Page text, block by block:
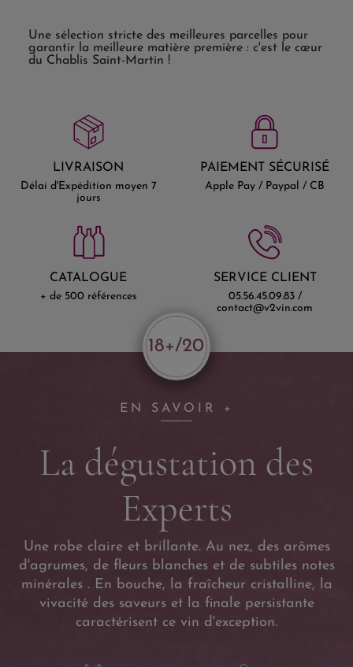
Une sélection stricte des meilleures parcelles pour
garantir la meilleure matière première : c'est le cœur
du Chablis Saint-Martin !
LIVRAISON
Délai d'Expédition moyen 7
jours
PAIEMENT SÉCURISÉ
Apple Pay / Paypal / CB
CATALOGUE
+ de 500 références
SERVICE CLIENT
05.56.45.09.83 /
contact@v2vin.com
18+/20
EN SAVOIR +
La dégustation des
Experts
Une robe claire et brillante. Au nez, des arômes
d'agrumes, de fleurs blanches et de subtiles notes
minérales . En bouche, la fraîcheur cristalline, la
vivacité des saveurs et la finale persistante
caractérisent ce vin d'exception.